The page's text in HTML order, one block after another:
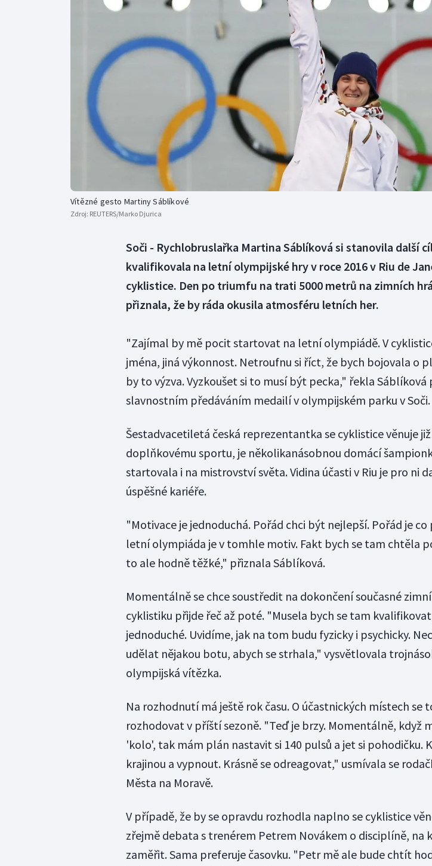
Curling
Dostihy
Florbal
Futsal
Golf
Gymnastika
Moderní pětiboj
Motorsport
Olympijské hry
Parasport
Plavání
Plážový volejbal
Vítězné gesto Martiny Sáblíkové
Zdroj: REUTERS/Marko Djurica
Soči - Rychlobruslařka Martina Sáblíková si stanovila další
kvalifikovala na letní olympijské hry v roce 2016 v Riu de
cyklistice. Den po triumfu na trati 5000 metrů na zimních
přiznala, že by ráda okusila atmosféru letních her.
"Zajímal by mě pocit startovat na letní olympiádě. V
jména, jiná výkonnost. Netroufnu si říct, že bych bojovala o
by to výzva. Vyzkoušet si to musí být pecka," řekla Sáblíková
slavnostním předáváním medailí v olympijském parku v Soči.
Šestadvacetiletá česká reprezentantka se cyklistice věnuje
doplňkovému sportu, je několikanásobnou domácí
startovala i na mistrovství světa. Vidina účasti v Riu je pro ni
úspěšné kariéře.
"Motivace je jednoduchá. Pořád chci být nejlepší. Pořád je co
letní olympiáda je v tomhle motiv. Fakt bych se tam chtěla
to ale hodně těžké," přiznala Sáblíková.
Momentálně se chce soustředit na dokončení současné
cyklistiku přijde řeč až poté. "Musela bych se tam
jednoduché. Uvidíme, jak na tom budu fyzicky i psychicky.
udělat nějakou botu, abych se strhala," vysvětlovala
olympijská vítězka.
Na rozhodnutí má ještě rok času. O účastnických místech se
rozhodovat v příští sezoně. "Teď je brzy. Momentálně, když
'kolo', tak mám plán nastavit si 140 pulsů a jet si pohodičku.
krajinou a vypnout. Krásně se odreagovat," usmívala se
Města na Moravě.
V případě, že by se opravdu rozhodla naplno se cyklistice
zřejmě debata s trenérem Petrem Novákem o disciplíně, na
zaměřit. Sama preferuje časovku. "Petr mě ale bude chtít